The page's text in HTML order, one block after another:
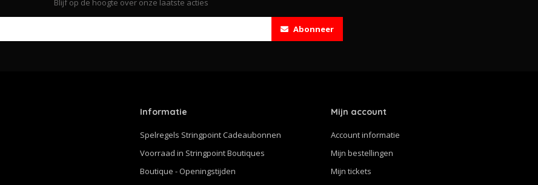
Blijf op de hoogte over onze laatste acties
Abonneer
Informatie
Spelregels Stringpoint Cadeaubonnen
Voorraad in Stringpoint Boutiques
Boutique - Openingstijden
Mijn account
Account informatie
Mijn bestellingen
Mijn tickets